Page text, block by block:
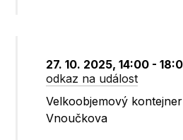
27. 10. 2025, 14:00 -
odkaz na událost
Velkoobjemový
Vnoučkova